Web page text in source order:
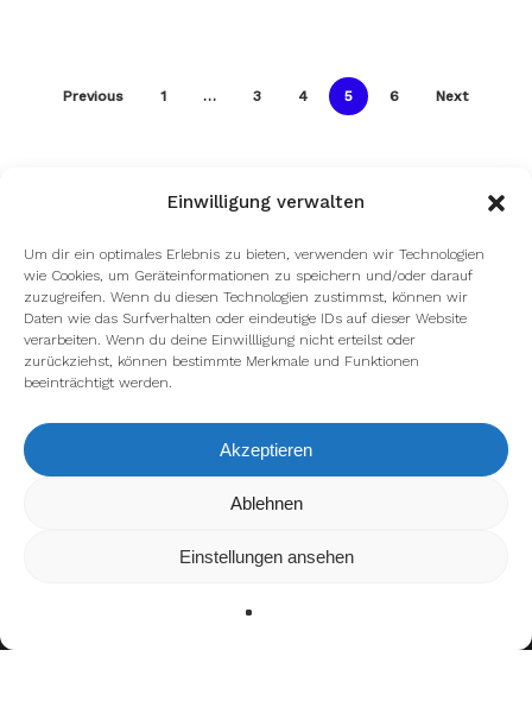
Einwilligung verwalten
Um dir ein optimales Erlebnis zu bieten, verwenden wir Technologien
wie Cookies, um Geräteinformationen zu speichern und/oder darauf
zuzugreifen. Wenn du diesen Technologien zustimmst, können wir
Daten wie das Surfverhalten oder eindeutige IDs auf dieser Website
verarbeiten. Wenn du deine Einwillligung nicht erteilst oder
zurückziehst, können bestimmte Merkmale und Funktionen
beeinträchtigt werden.
Akzeptieren
Ablehnen
Einstellungen ansehen
Previous 1 … 3 4 5 6 Next
Wir verwenden Cookies, um dir die bestmögliche Erfahrung auf
kannst du erfahren, welche Cookies wir
verwenden oder sie ausschalten.